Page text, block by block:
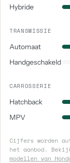
Hybride
TRANSMISSIE
Automaat
Handgeschakeld
CARROSSERIE
Hatchback
MPV
Cijfers worden
het aanbod.
modellen van